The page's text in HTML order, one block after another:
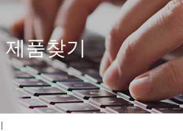
제품찾기